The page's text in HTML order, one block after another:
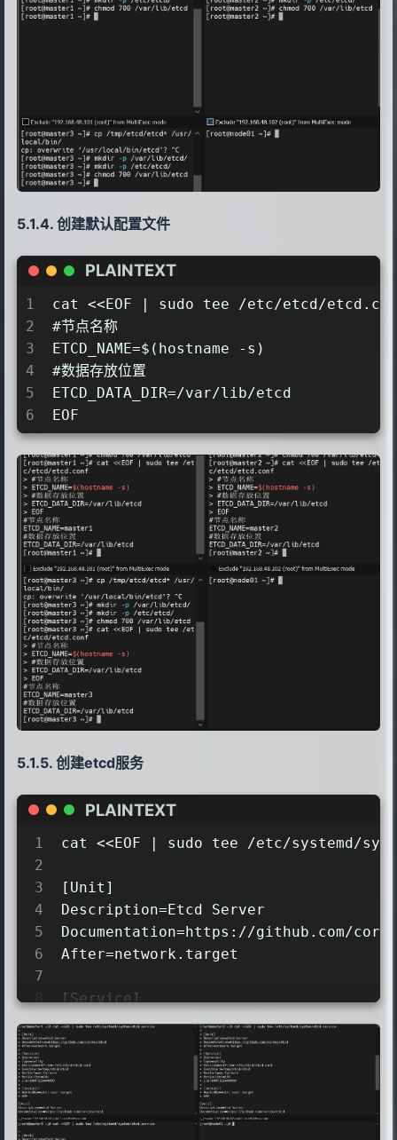
创建默认配置文件
PLAINTEXT
1
2
3
4
5
6
cat <<EOF | sudo tee /etc/etcd/
#节点名称
ETCD_NAME=$(hostname -s)
#数据存放位置
ETCD_DATA_DIR=/var/lib/etcd
EOF
创建etcd服务
PLAINTEXT
1
2
3
4
5
6
7
8
9
10
11
12
13
14
cat <<EOF | sudo tee /etc/systemd/
[Unit]
Description=Etcd Server
Documentation=https://github.com/
After=network.target
[Service]
User=root
Type=notify
EnvironmentFile=-/etc/etcd/etcd.conf
ExecStart=/usr/local/bin/etcd
Restart=on-failure